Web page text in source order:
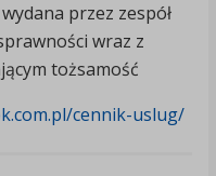
przez zespół
wraz z
tożsamość
cennik-uslug/